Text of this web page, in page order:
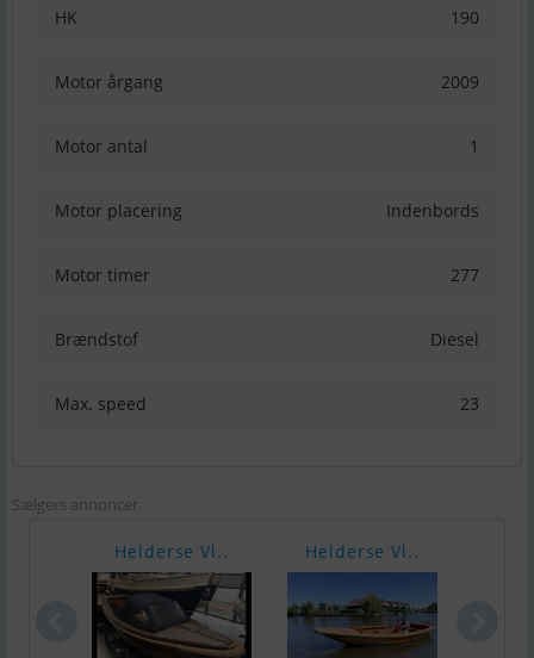
HK 190
Motor årgang 2009
Motor antal 1
Motor placering Indenbords
Motor timer 277
Brændstof Diesel
Max. speed 23
Sælgers annoncer
Helderse Vl.. Helderse Vl..